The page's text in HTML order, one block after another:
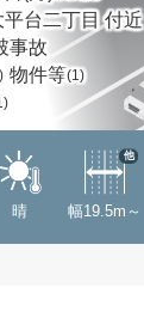
台二丁目 付近
事故
物件等(1)
晴 幅19.5m～
他